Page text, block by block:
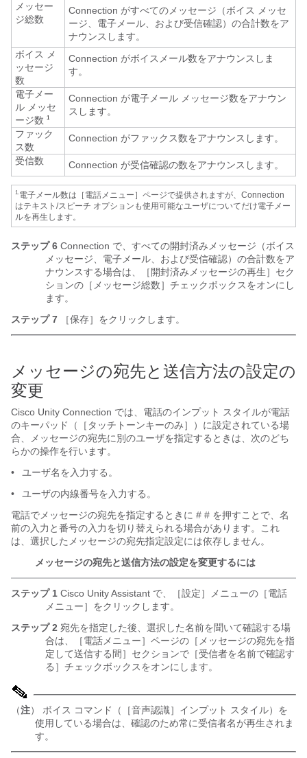
メッセー
ジ総数
Connection がすべてのメッセージ（ボイス メッセ
ージ、電子メール、および受信確認）の合計数をア
ナウンスします。
ボイス メ
ッセージ
数
Connection がボイスメール数をアナウンスしま
す。
電子メー
ル メッセ
ージ数 1
Connection が電子メール メッセージ数をアナウン
スします。
ファック
ス数
Connection がファックス数をアナウンスします。
受信数 Connection が受信確認の数をアナウンスします。
1.電子メール数は［電話メニュー］ページで提供されますが、Connection
はテキスト/スピーチ オプションも使用可能なユーザについてだけ電子メー
ルを再生します。
ステップ 6 Connection で、すべての開封済みメッセージ（ボイス
メッセージ、電子メール、および受信確認）の合計数をア
ナウンスする場合は、［開封済みメッセージの再生］セク
ションの［メッセージ総数］チェックボックスをオンにし
ます。
ステップ 7 ［保存］をクリックします。
メッセージの宛先と送信方法の設定の
変更
Cisco Unity Connection では、電話のインプット スタイルが電話
のキーパッド（［タッチトーンキーのみ］）に設定されている場
合、メッセージの宛先に別のユーザを指定するときは、次のどち
らかの操作を行います。
•
ユーザ名を入力する。
•
ユーザの内線番号を入力する。
電話でメッセージの宛先を指定するときに # # を押すことで、名
前の入力と番号の入力を切り替えられる場合があります。これ
は、選択したメッセージの宛先指定設定には依存しません。
メッセージの宛先と送信方法の設定を変更するには
ステップ 1 Cisco Unity Assistant で、［設定］メニューの［電話
メニュー］をクリックします。
ステップ 2 宛先を指定した後、選択した名前を聞いて確認する場
合は、［電話メニュー］ページの［メッセージの宛先を指
定して送信する間］セクションで［受信者を名前で確認す
る］チェックボックスをオンにします。
（注） ボイス コマンド（［音声認識］インプット スタイル）を
使用している場合は、確認のため常に受信者名が再生されま
す。